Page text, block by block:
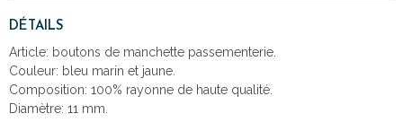
DÉTAILS
Article: boutons de manchette passementerie.
Couleur: bleu marin et jaune.
Composition: 100% rayonne de haute qualité.
Diamètre: 11 mm.